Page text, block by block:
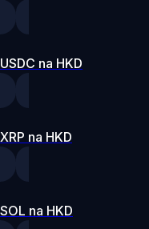
USDC na HKD
XRP na HKD
SOL na HKD